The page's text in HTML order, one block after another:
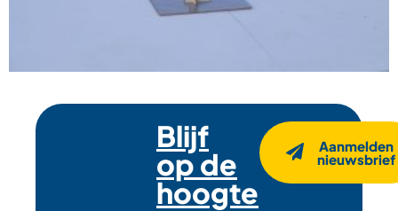
Blijf
op de
hoogte
Aanmelden
nieuwsbrief